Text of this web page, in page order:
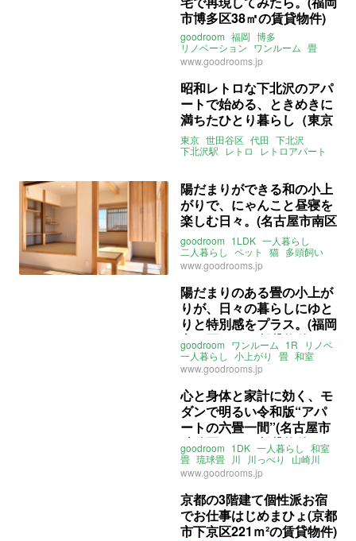
株式会社リノベ
売買
市博多区38㎡の賃貸物件)
goodroom 福岡 博多
リノベーション ワンルーム 畳
和室 ライター：ほしりょうこ
賃貸
www.goodrooms.jp
昭和レトロな下北沢のアパ
ートで始める、ときめきに
満ちたひとり暮らし（東京
都世田谷区22㎡の賃貸物
件）
東京 世田谷区 代田 下北沢
下北沢駅 レトロ
レトロアパート
陽だまりができる和の小上
がりで、にゃんこと昼寝を
楽しむ日々。(名古屋市南区
51㎡の賃貸物件)
goodroom 1LDK 一人暮らし
二人暮らし ペット 猫 多頭飼い
和室 小上がり 畳
キャットウォーク
角部屋
愛知 名古屋
中割町
名鉄常滑線 大江駅 東海道本線
笠寺駅
名鉄名古屋本線
本笠寺駅
ライター：増成かおり 賃貸
www.goodrooms.jp
陽だまりのある畳の小上が
りが、日々の暮らしにゆと
りと特別感をプラス。(福岡
市西区29㎡の賃貸物件)
goodroom ワンルーム 1R
リノベ
一人暮らし 小上がり 畳 和室
障子 和 地袋 福岡
福岡市空港線
筑肥線
ライター：増成かおり
賃貸
www.goodrooms.jp
心と身体と家計に効く、モ
ダンで明るい令和版“アパ
ートの六畳一間”(名古屋市
瑞穂区25㎡の賃貸物件)
goodroom 1DK 一人暮らし 和室
畳 琉球畳 川 川っぺり
山崎川
ラグビー ラグビー場
パロマ瑞穂ラグビー場
名古屋
瑞穂 新瑞橋駅
瑞穂運動場東駅
瑞穂運動場西駅
桜通線 名城線 賃貸
www.goodrooms.jp
京都の3階建て個性派お宿
でお仕事はじめまひょ(京都
市下京区221ｍ²の賃貸物件)